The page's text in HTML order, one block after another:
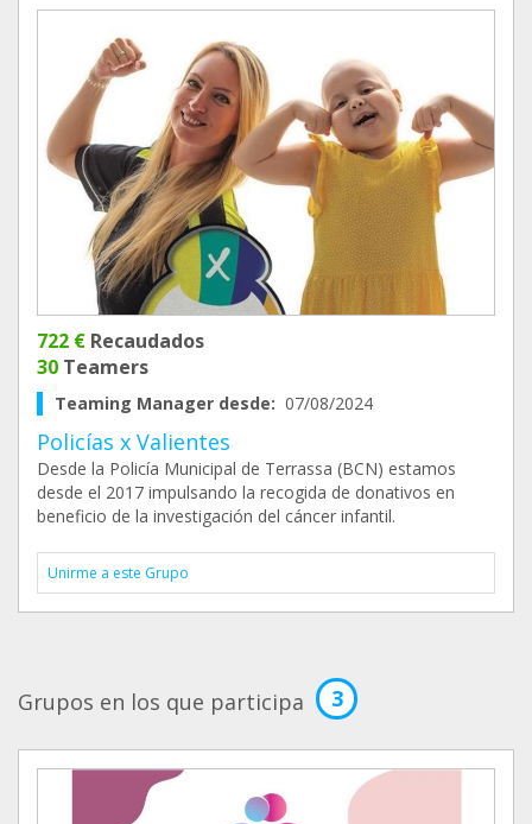
722 € Recaudados
30 Teamers
Teaming Manager desde: 07/08/2024
Policías x Valientes
Desde la Policía Municipal de Terrassa (BCN) estamos
desde el 2017 impulsando la recogida de donativos en
beneficio de la investigación del cáncer infantil.
Unirme a este Grupo
Grupos en los que participa 3